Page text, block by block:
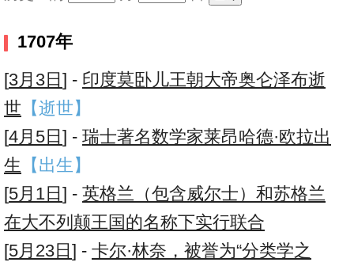
1707年
[3月3日 ] - 印度莫卧儿王朝大帝奥仑泽布逝
世 【逝世】
[4月5日 ] - 瑞士著名数学家莱昂哈德·欧拉出
生 【出生】
[5月1日 ] - 英格兰（包含威尔士）和苏格兰
在大不列颠王国的名称下实行联合
[5月23日 ] - 卡尔·林奈，被誉为“分类学之